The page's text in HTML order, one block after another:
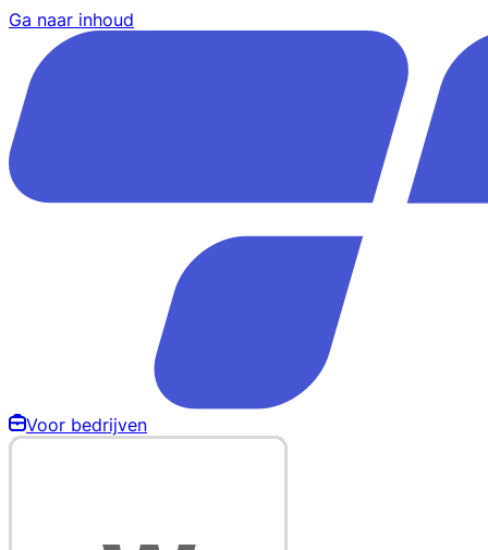
Ga naar inhoud
Voor bedrijven